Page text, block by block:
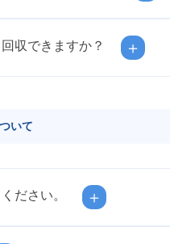
収できますか？ ＋
いて
ださい。 ＋